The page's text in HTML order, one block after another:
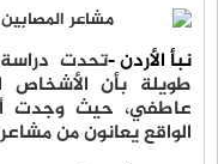
نبأ الأردن -تحدت دراسة
طويلة بأن الأشخاص
عاطفي، حيث وجدت
الواقع يعانون من